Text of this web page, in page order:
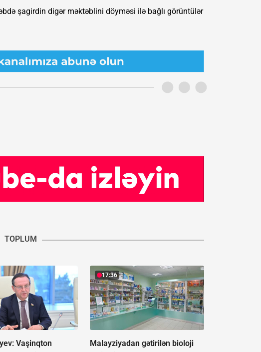
şagirdin digər məktəblini döyməsi ilə bağlı görüntülər
TOPLUM
Vaşinqton
17:36
Malayziyadan gətirilən bioloji